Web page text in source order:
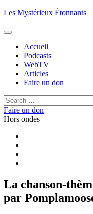
Aller
contenu
Les Mystérieux Étonnants
Accueil
Podcasts
WebTV
Articles
Faire un don
Rechercher :
Faire un don
Hors ondes
La chanson-
par